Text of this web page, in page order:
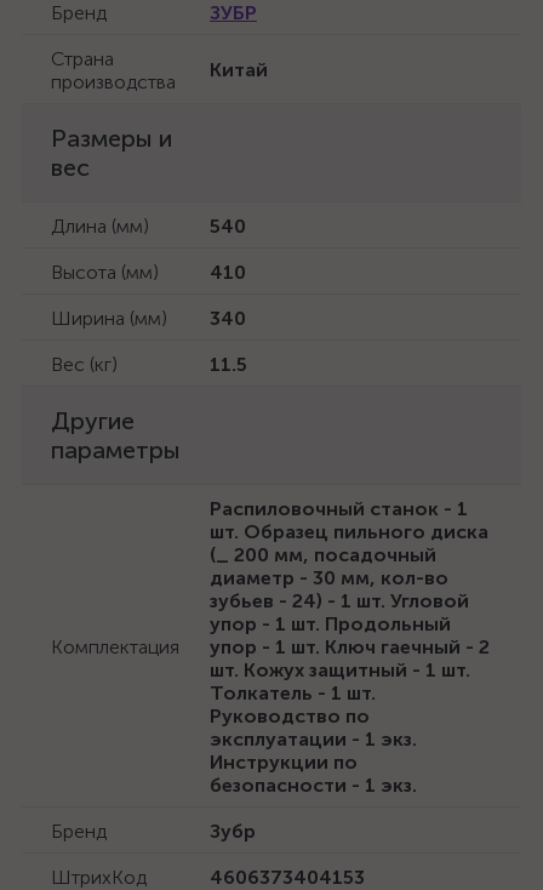
Бренд
ЗУБР
Страна
производства
Китай
Размеры и
вес
Длина (мм)
540
Высота (мм)
410
Ширина (мм)
340
Вес (кг)
11.5
Другие
параметры
Комплектация
Распиловочный станок - 1
шт. Образец пильного диска
(_ 200 мм, посадочный
диаметр - 30 мм, кол-во
зубьев - 24) - 1 шт. Угловой
упор - 1 шт. Продольный
упор - 1 шт. Ключ гаечный - 2
шт. Кожух защитный - 1 шт.
Толкатель - 1 шт.
Руководство по
эксплуатации - 1 экз.
Инструкции по
безопасности - 1 экз.
Бренд
Зубр
ШтрихКод
4606373404153